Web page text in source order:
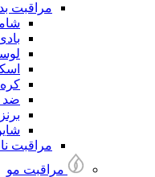
مراقبت
ضد
مراقبت
مراقبت مو